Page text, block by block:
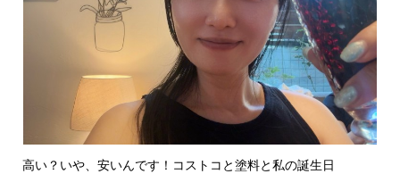
高い？いや、安いんです！コストコと塗料と私の誕生日